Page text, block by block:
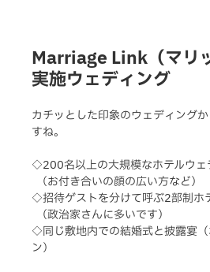
Marriage Link（マリ
実施ウェディング
カチッとした印象のウェディング
すね。
◇200名以上の大規模なホテルウェ
（お付き合いの顔の広い方など）
◇招待ゲストを分けて呼ぶ2部制ホ
（政治家さんに多いです）
◇同じ敷地内での結婚式と披露宴
ン）